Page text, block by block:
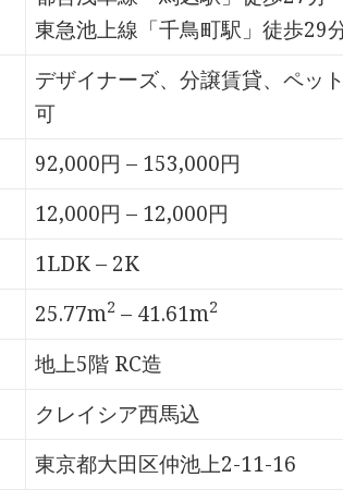
東急池上線「千鳥町駅」徒歩29
デザイナーズ、分譲賃貸、ペット
可
92,000円 – 153,000円
12,000円 – 12,000円
1LDK – 2K
25.77m2 – 41.61m2
地上5階 RC造
クレイシア西馬込
東京都大田区仲池上2-11-16